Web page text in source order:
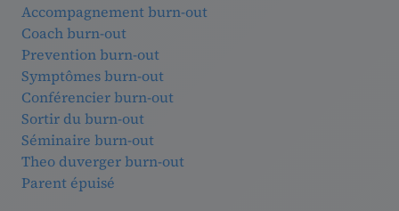
Accompagnement burn-out
Coach burn-out
Prevention burn-out
Symptômes burn-out
Conférencier burn-out
Sortir du burn-out
Séminaire burn-out
Theo duverger burn-out
Parent épuisé